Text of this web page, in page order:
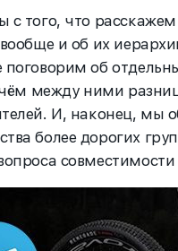
того, что
вообще и об их
поговорим об
между ними
И, наконец, мы
более дорогих